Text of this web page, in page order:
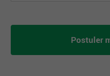
Postuler